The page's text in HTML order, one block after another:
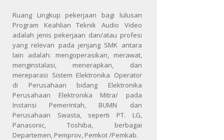
Ruang Lingkup pekerjaan bagi lulusan
Program Keahlian Teknik Audio Video
adalah jenis pekerjaan dan/atau profesi
yang relevan pada jenjang SMK antara
lain adalah: mengoperasikan, merawat,
menginstalasi, menerapkan, dan
mereparasi Sistem Elektronika Operator
di Perusahaan bidang Elektronika
Perusahaan Elektronika Mitra/ pada
Instansi Pemerintah, BUMN dan
Perusahaan Swasta, seperti PT. LG,
Panasonic, Toshiba, berbagai
Departemen, Pemprov, Pemkot /Pemkab.